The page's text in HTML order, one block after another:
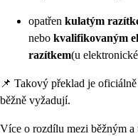
opatřen kulatým
nebo kvalifikovaným
razítkem(u
📌 Takový překlad je
běžně vyžadují.
Více o rozdílu mezi běžným